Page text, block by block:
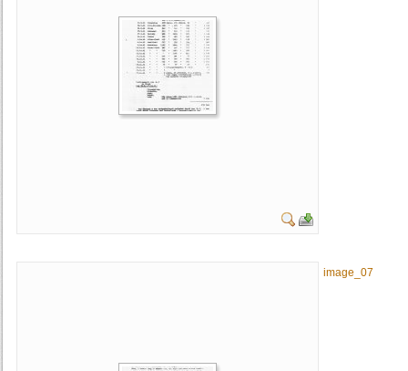
image_07